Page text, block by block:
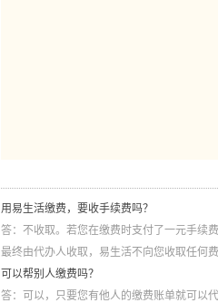
用易生活缴费，要收手续费吗？
答：不收取。若您在缴费时支付了一元手续
最终由代办人收取，易生活不向您收取任何
可以帮别人缴费吗？
答：可以，只要您有他人的缴费账单就可以